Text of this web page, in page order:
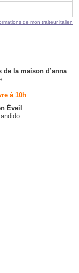
de mon traiteur italien
de la maison d’anna
à 10h
Éveil